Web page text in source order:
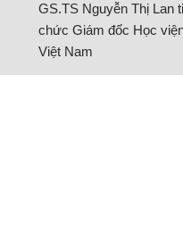
GS.TS Nguyễn Thị Lan
chức Giám đốc Học
Việt Nam